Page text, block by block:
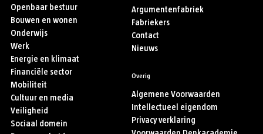
Openbaar bestuur
Bouwen en wonen
Onderwijs
Werk
Energie en klimaat
Financiële sector
Mobiliteit
Cultuur en media
Veiligheid
Sociaal domein
Argumentenfabriek
Fabriekers
Contact
Nieuws
Overig
Algemene Voorwaarden
Intellectueel eigendom
Privacy verklaring